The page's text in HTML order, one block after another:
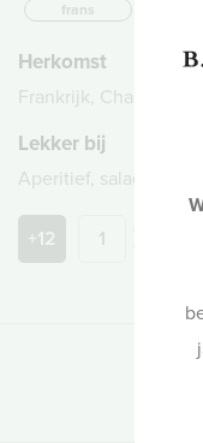
frans
Herkomst
Frankrijk, Champagne
Lekker bij
Aperitief, salades,
+12